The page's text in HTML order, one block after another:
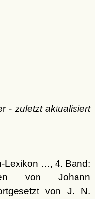
- zuletzt aktualisiert
Lexikon …, 4. Band:
von Johann
von J. N.